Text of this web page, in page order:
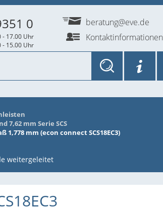
7,62 mm Serie SCS
mm (econ connect SCS18EC3)
weitergeleitet
0
- 17.00 Uhr
- 15.00 Uhr
beratung@eve.de
Kontaktinformationen